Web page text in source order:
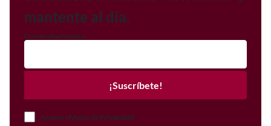
mantente al día.
Correo electrónico
¡Suscríbete!
Acepto el Aviso de Privacidad